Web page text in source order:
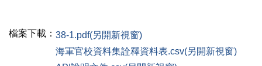
檔案下載： 38-1.pdf(另開新視窗)
海軍官校資料集詮釋資料表.csv(另開新視窗)